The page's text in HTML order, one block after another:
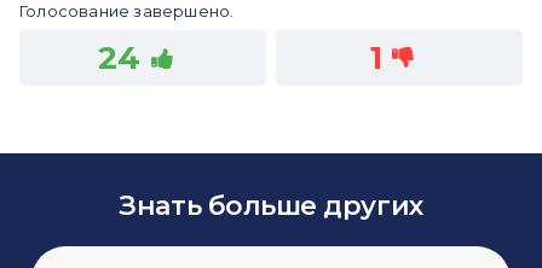
Голосование завершено.
24 1
Знать больше других